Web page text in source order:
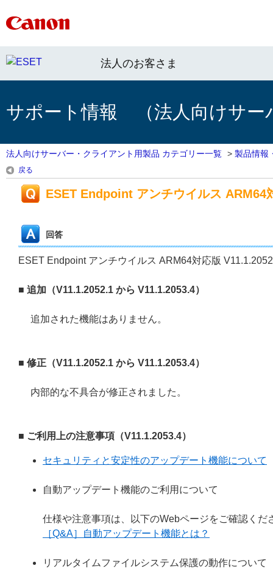
法人のお客さま
サポート情報 （法人向けサー
法人向けサーバー・クライアント用製品 カテゴリー一覧 > 製品情報
戻る
ESET Endpoint アンチウイルス
回答
ESET Endpoint アンチウイルス ARM64対応版
■ 追加（V11.1.2052.1 から V11.1.2053.4）
追加された機能はありません。
■ 修正（V11.1.2052.1 から V11.1.2053.4）
内部的な不具合が修正されました。
■ ご利用上の注意事項（V11.1.2053.4）
セキュリティと安定性のアップデート機能について
自動アップデート機能のご利用について
仕様や注意事項は、以下のWebページをご確認くだ
［Q&A］自動アップデート機能とは？
リアルタイムファイルシステム保護の動作について